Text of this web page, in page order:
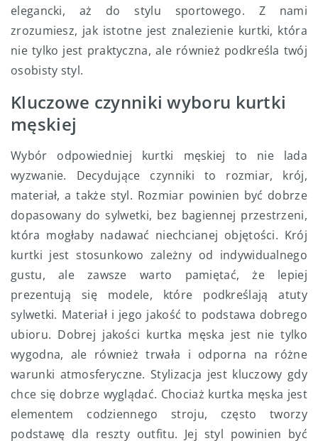
elegancki, aż do stylu sportowego. Z nami
zrozumiesz, jak istotne jest znalezienie kurtki, która
nie tylko jest praktyczna, ale również podkreśla twój
osobisty styl.
Kluczowe czynniki wyboru kurtki
męskiej
Wybór odpowiedniej kurtki męskiej to nie lada
wyzwanie. Decydujące czynniki to rozmiar, krój,
materiał, a także styl. Rozmiar powinien być dobrze
dopasowany do sylwetki, bez bagiennej przestrzeni,
która mogłaby nadawać niechcianej objętości. Krój
kurtki jest stosunkowo zależny od indywidualnego
gustu, ale zawsze warto pamiętać, że lepiej
prezentują się modele, które podkreślają atuty
sylwetki. Materiał i jego jakość to podstawa dobrego
ubioru. Dobrej jakości kurtka męska jest nie tylko
wygodna, ale również trwała i odporna na różne
warunki atmosferyczne. Stylizacja jest kluczowy gdy
chce się dobrze wyglądać. Chociaż kurtka męska jest
elementem codziennego stroju, często tworzy
podstawę dla reszty outfitu. Jej styl powinien być